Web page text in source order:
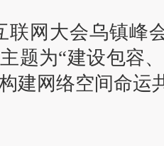
联网大会乌镇峰
题为“建设包容
网络空间命运